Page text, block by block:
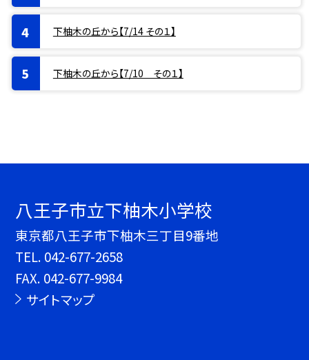
下柚木の丘から【7/14 その１】
下柚木の丘から【7/10 その１】
八王子市立下柚木小学校
東京都八王子市下柚木三丁目9番地
TEL. 042-677-2658
FAX. 042-677-9984
サイトマップ